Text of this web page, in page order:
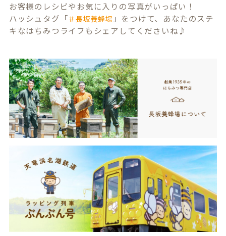
お客様のレシピやお気に入りの写真がいっぱい！
ハッシュタグ「＃長坂養蜂場 」をつけて、あなたのステ
キなはちみつライフもシェアしてくださいね♪